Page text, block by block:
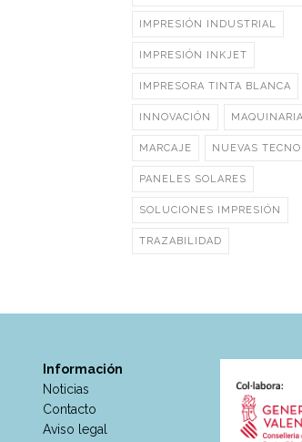
IMPRESIÓN INDUSTRIAL
IMPRESIÓN INKJET
IMPRESORA TINTA BLANCA
INNOVACIÓN MAQUINARIA
MARCAJE NUEVAS
PANELES SOLARES
SOLUCIONES IMPRESIÓN
TRAZABILIDAD
Información
Noticias
Contacto
Aviso legal